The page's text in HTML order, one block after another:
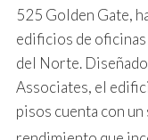
525 Golden Gate,
edificios de
del Norte.
Associates, el
pisos cuenta con